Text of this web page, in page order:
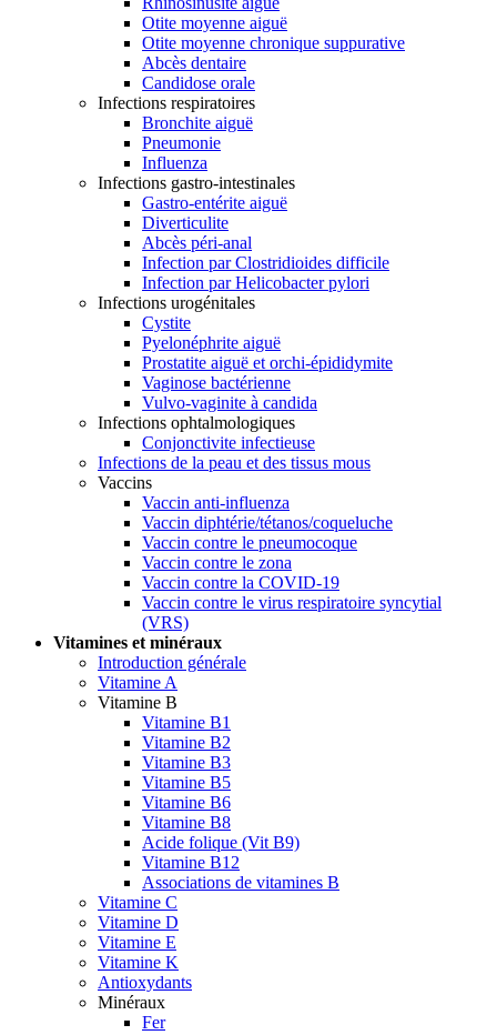
Otite moyenne aiguë
Otite moyenne chronique suppurative
Abcès dentaire
Candidose orale
Infections respiratoires
Bronchite aiguë
Pneumonie
Influenza
Infections gastro-intestinales
Gastro-entérite aiguë
Diverticulite
Abcès péri-anal
Infection par Clostridioides difficile
Infection par Helicobacter pylori
Infections urogénitales
Cystite
Pyelonéphrite aiguë
Prostatite aiguë et orchi-épididymite
Vaginose bactérienne
Vulvo-vaginite à candida
Infections ophtalmologiques
Conjonctivite infectieuse
Infections de la peau et des tissus mous
Vaccins
Vaccin anti-influenza
Vaccin diphtérie/tétanos/coqueluche
Vaccin contre le pneumocoque
Vaccin contre le zona
Vaccin contre la COVID-19
Vaccin contre le virus respiratoire syncytial
(VRS)
Vitamines et minéraux
Introduction générale
Vitamine A
Vitamine B
Vitamine B1
Vitamine B2
Vitamine B3
Vitamine B5
Vitamine B6
Vitamine B8
Acide folique (Vit B9)
Vitamine B12
Associations de vitamines B
Vitamine C
Vitamine D
Vitamine E
Vitamine K
Antioxydants
Minéraux
Fer